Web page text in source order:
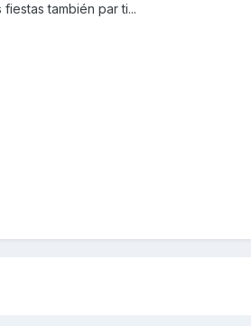
también par ti...